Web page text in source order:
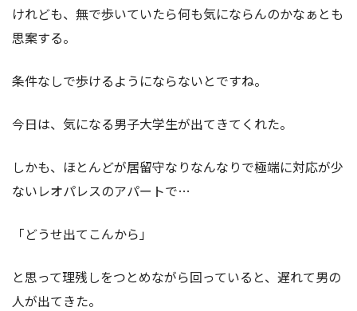
けれども、無で歩いていたら何も気にならんのかなぁとも
思案する。
条件なしで歩けるようにならないとですね。
今日は、気になる男子大学生が出てきてくれた。
しかも、ほとんどが居留守なりなんなりで極端に対応が少
ないレオパレスのアパートで…
「どうせ出てこんから」
と思って理残しをつとめながら回っていると、遅れて男の
人が出てきた。